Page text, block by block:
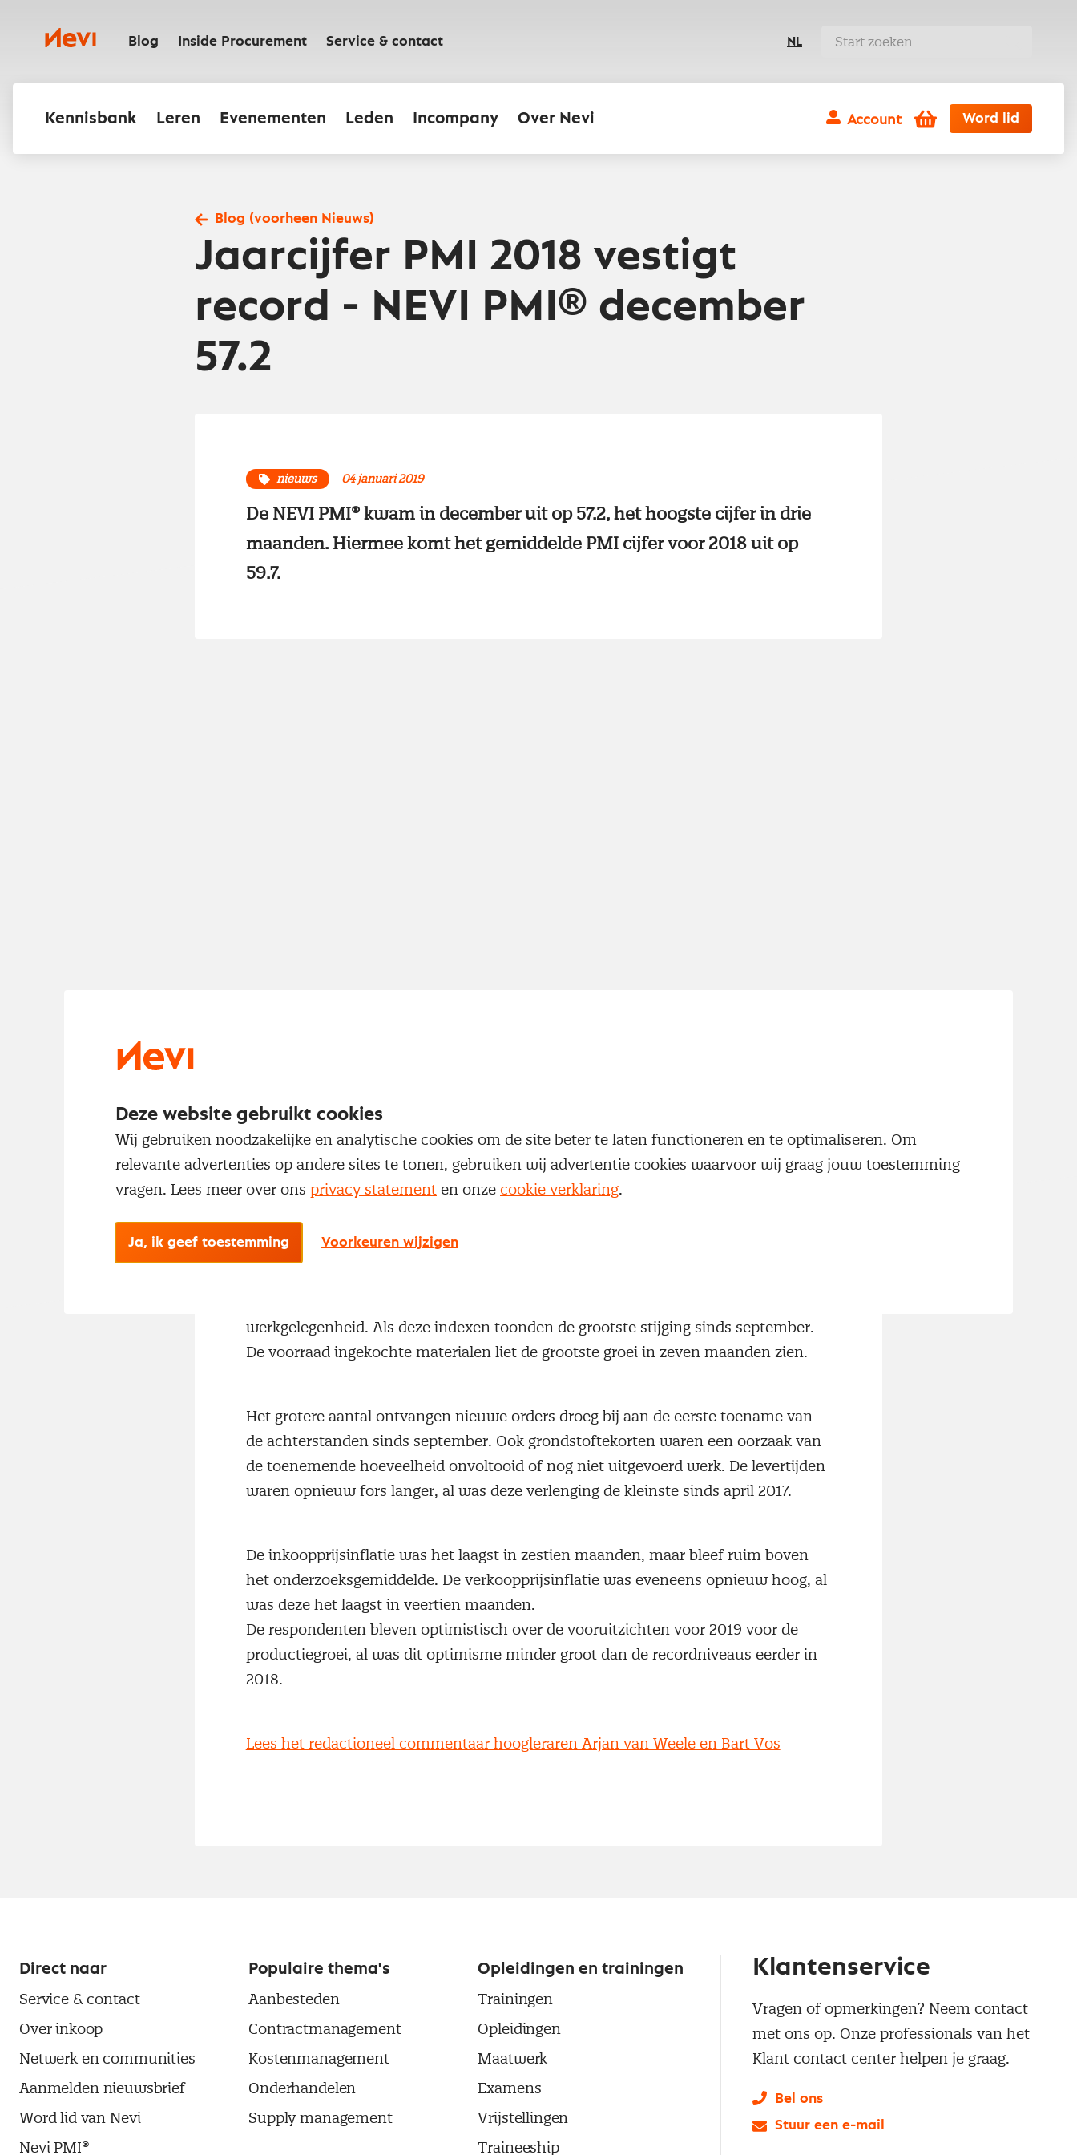
inhoudNevi Blog Inside Procurement Service & contact NL
Kennisbank Leren Evenementen Leden Incompany Over Nevi Account Winkelwagen
Word lid
Blog (voorheen Nieuws)
Jaarcijfer PMI 2018 vestigt
record - NEVI PMI® december
57.2
nieuws 04 januari 2019
De NEVI PMI® kwam in december uit op 57.2, het hoogste cijfer in drie
maanden. Hiermee komt het gemiddelde PMI cijfer voor 2018 uit op
59.7.
De NEVI PMI® kwam in december uit op 57.2, het hoogste cijfer in drie maanden.
Hiermee komt het gemiddelde PMI cijfer voor 2018 uit op 59.7. Dit is het hoogste
jaarcijfer sinds het begin van dit onderzoek negentien jaar geleden, en breekt het
werkgelegenheid. Als deze indexen toonden de grootste stijging sinds september.
De voorraad ingekochte materialen liet de grootste groei in zeven maanden zien.
Het grotere aantal ontvangen nieuwe orders droeg bij aan de eerste toename van
de achterstanden sinds september. Ook grondstoftekorten waren een oorzaak van
de toenemende hoeveelheid onvoltooid of nog niet uitgevoerd werk. De levertijden
waren opnieuw fors langer, al was deze verlenging de kleinste sinds april 2017.
De inkoopprijsinflatie was het laagst in zestien maanden, maar bleef ruim boven
het onderzoeksgemiddelde. De verkoopprijsinflatie was eveneens opnieuw hoog, al
was deze het laagst in veertien maanden.
De respondenten bleven optimistisch over de vooruitzichten voor 2019 voor de
productiegroei, al was dit optimisme minder groot dan de recordniveaus eerder in
2018.
Lees het redactioneel commentaar hoogleraren Arjan van Weele en Bart Vos
Direct naar
Service & contact
Over inkoop
Netwerk en communities
Aanmelden nieuwsbrief
Word lid van Nevi
Nevi PMI®
Populaire thema's
Aanbesteden
Contractmanagement
Kostenmanagement
Onderhandelen
Supply management
Opleidingen en trainingen
Trainingen
Opleidingen
Maatwerk
Examens
Vrijstellingen
Traineeship
Klantenservice
Vragen of opmerkingen? Neem contact
met ons op. Onze professionals van het
Klant contact center helpen je graag.
Bel ons
Stuur een e-mail
Deze website gebruikt cookies
Wij gebruiken noodzakelijke en analytische cookies om de site beter te laten functioneren en te optimaliseren. Om
relevante advertenties op andere sites te tonen, gebruiken wij advertentie cookies waarvoor wij graag jouw toestemming
vragen. Lees meer over ons privacy statement en onze cookie verklaring.
Ja, ik geef toestemming Voorkeuren wijzigen